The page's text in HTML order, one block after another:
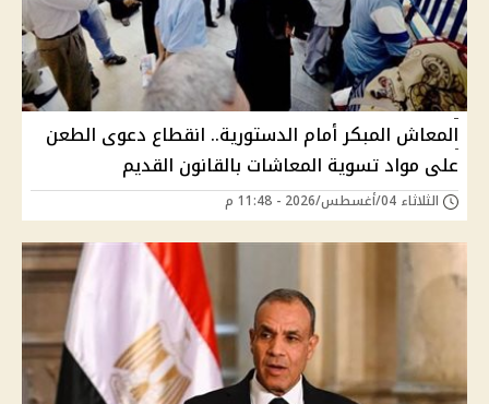
المعاش المبكر أمام الدستورية.. انقطاع دعوى الطعن
على مواد تسوية المعاشات بالقانون القديم
الثلاثاء 04/أغسطس/2026 - 11:48 م